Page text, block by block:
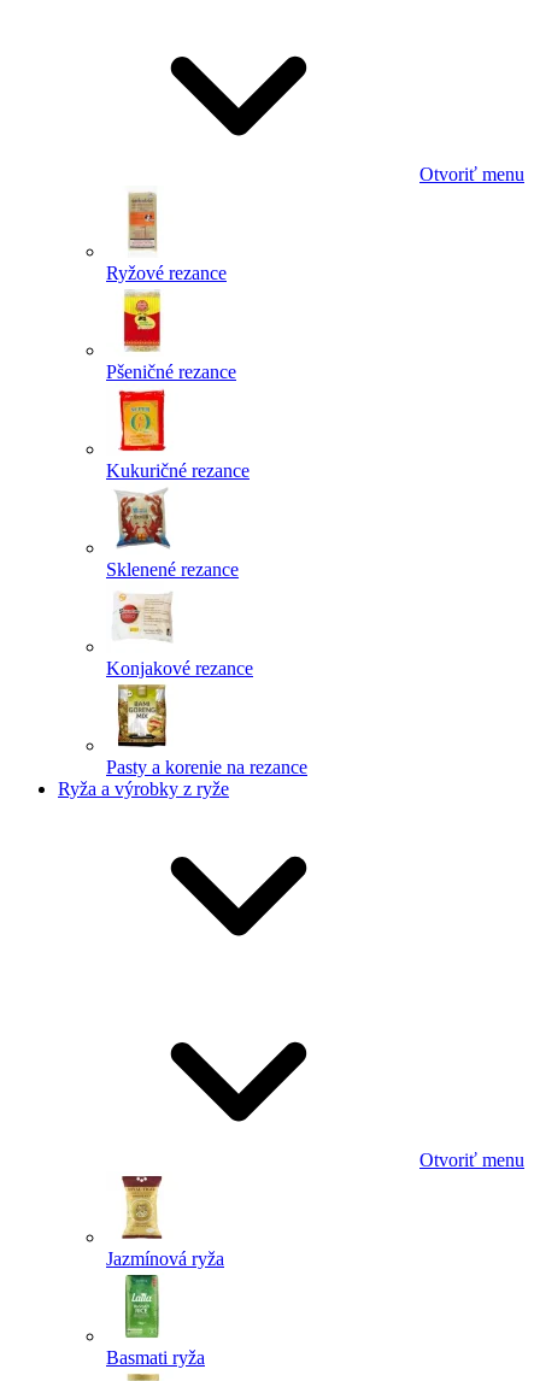
Otvoriť menu
Ryžové rezance
Pšeničné rezance
Kukuričné rezance
Sklenené rezance
Konjakové rezance
Pasty a korenie na rezance
Ryža a výrobky z ryže
Otvoriť menu
Jazmínová ryža
Basmati ryža